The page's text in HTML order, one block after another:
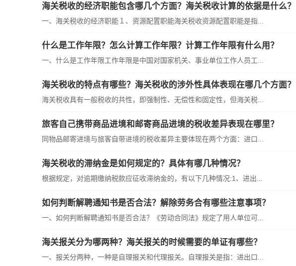
海关税收的经济职能包含哪几个方面？海关税收计算的依据是什么？
一、海关税收的经济职能１、资源配置职能海关税收资源配置职能是指...
什么是工作年限？怎么计算工作年限？计算工作年限有什么用？
一、什么是工作年限工作年限是中国对国家机关、事业单位工作人员工...
海关税收的特点有哪些？海关税收的涉外性具体表现在哪几个方面？
海关税收具有一般税收的共性，即强制性、无偿性和固定性，但海关税...
旅客自己携带商品进境和邮寄商品进境的税收差异表现在哪里？
同物品邮寄进境与旅客自带进境的税收差异主要体现在两个方面：进口...
海关税收的滞纳金是如何规定的？具体有哪几种情况？
根据规定，对逾期缴纳税款应征收滞纳金的，有以下几种情况:1、进出...
如何判断解聘通知书是否合法？解除劳务合有哪些注意事项？
一、如何判断解聘通知书是否合法？《劳动合同法》规定了用人单位可...
海关报关分为哪两种？海关报关的时候需要的单证有哪些？
一、报关分两种，一种是自理报关和代理报关。自理报关是指：进出口...